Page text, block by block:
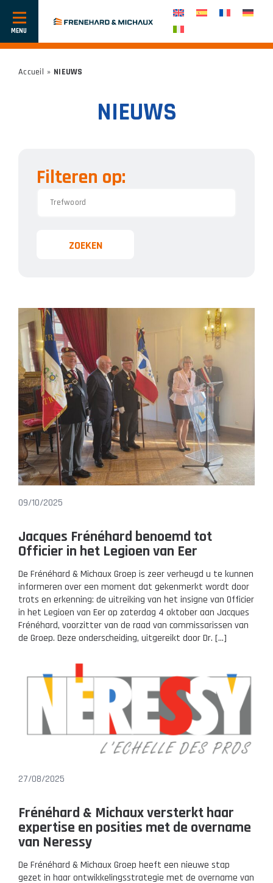
Toon
of
Accueil » NIEUWS
NIEUWS
Filteren op:
ZOEKEN
09/10/2025
Jacques Frénéhard benoemd tot
Officier in het Legioen van Eer
De Frénéhard & Michaux Groep is zeer verheugd u te kunnen
informeren over een moment dat gekenmerkt wordt door
trots en erkenning: de uitreiking van het insigne van Officier
in het Legioen van Eer op zaterdag 4 oktober aan Jacques
Frénéhard, voorzitter van de raad van commissarissen van
de Groep. Deze onderscheiding, uitgereikt door Dr. […]
27/08/2025
Frénéhard & Michaux versterkt haar
expertise en posities met de overname
van Neressy
De Frénéhard & Michaux Groep heeft een nieuwe stap
gezet in haar ontwikkelingsstrategie met de overname van